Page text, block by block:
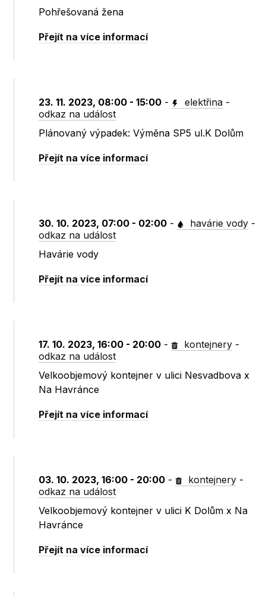
Pohřešovaná žena
Přejít na více informací
23. 11. 2023, 08:00 - 15:00 - elektřina -
odkaz na událost
Plánovaný výpadek: Výměna SP5 ul.K Dolům
Přejít na více informací
30. 10. 2023, 07:00 - 02:00 - havárie vody -
odkaz na událost
Havárie vody
Přejít na více informací
17. 10. 2023, 16:00 - 20:00 - kontejnery -
odkaz na událost
Velkoobjemový kontejner v ulici Nesvadbova x
Na Havránce
Přejít na více informací
03. 10. 2023, 16:00 - 20:00 - kontejnery -
odkaz na událost
Velkoobjemový kontejner v ulici K Dolům x Na
Havránce
Přejít na více informací